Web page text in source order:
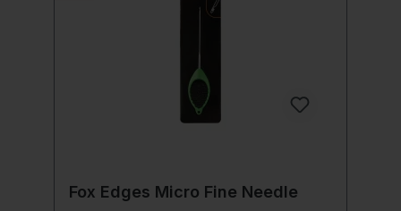
Fox Edges Micro Fine Needle